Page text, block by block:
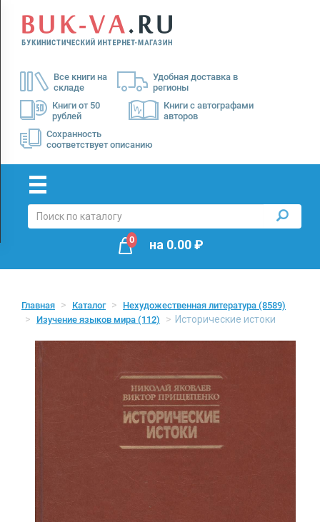
Все книги на
складе
Удобная доставка в
регионы
Книги от 50
рублей
Книги с автографами
авторов
Сохранность
соответствует описанию
Menu
Доставка
Оплата
0 на 0.00₽
Главная Каталог Нехудожественная литература (8589)
Изучение языков мира (112) Исторические истоки